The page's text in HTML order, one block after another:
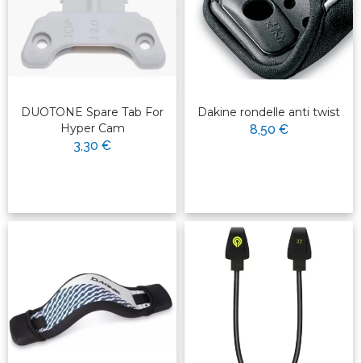
DUOTONE Spare Tab For
Hyper Cam
3,30 €
Dakine rondelle anti twist
8,50 €